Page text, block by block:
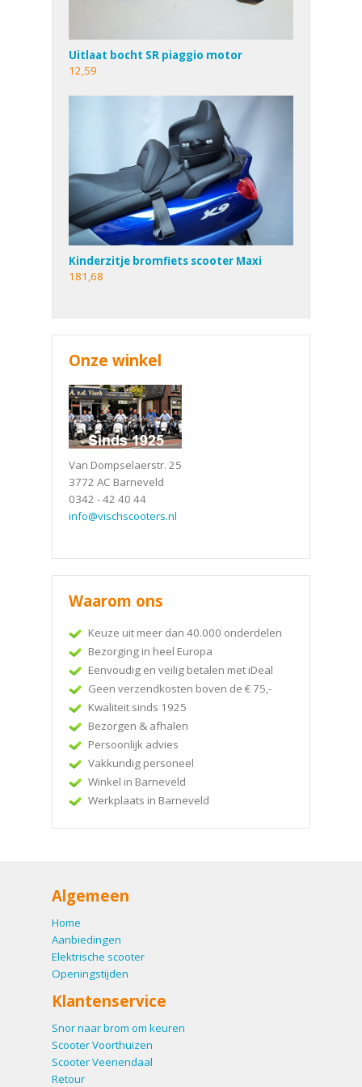
Uitlaat bocht SR piaggio motor
12,59
Kinderzitje bromfiets scooter Maxi
181,68
Onze winkel
Van Dompselaerstr. 25
3772 AC Barneveld
0342 - 42 40 44
info@vischscooters.nl
Waarom ons
Keuze uit meer dan 40.000 onderdelen
Bezorging in heel Europa
Eenvoudig en veilig betalen met iDeal
Geen verzendkosten boven de € 75,-
Kwaliteit sinds 1925
Bezorgen & afhalen
Persoonlijk advies
Vakkundig personeel
Winkel in Barneveld
Werkplaats in Barneveld
Algemeen
Home
Aanbiedingen
Elektrische scooter
Openingstijden
Klantenservice
Snor naar brom om keuren
Scooter Voorthuizen
Scooter Veenendaal
Retour